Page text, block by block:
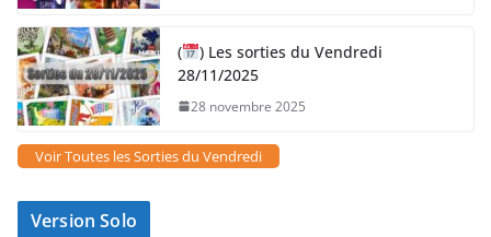
(
) Les sorties du Vendredi
28/11/2025
28 novembre 2025
Voir Toutes les Sorties du Vendredi
Version Solo